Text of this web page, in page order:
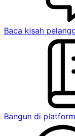
Baca kisah
Bangun di